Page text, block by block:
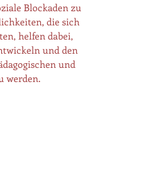
Blockaden zu
die sich
helfen dabei,
und den
und
werden.